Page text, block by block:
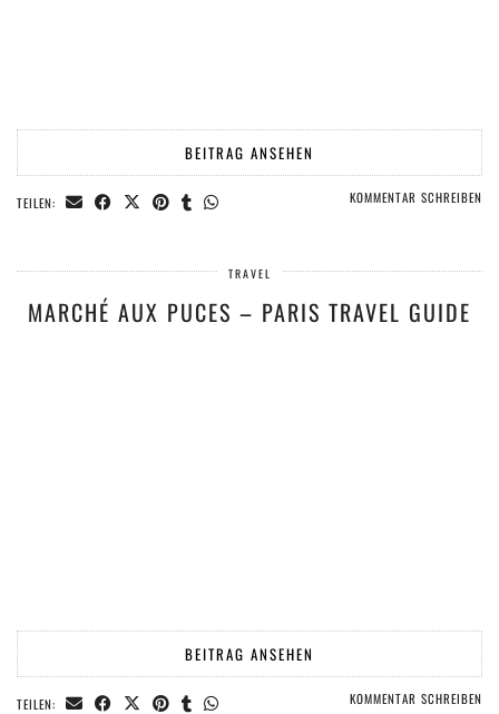
BEITRAG ANSEHEN
TEILEN: KOMMENTAR SCHREIBEN
TRAVEL
MARCHÉ AUX PUCES – PARIS TRAVEL GUIDE
BEITRAG ANSEHEN
TEILEN: KOMMENTAR SCHREIBEN